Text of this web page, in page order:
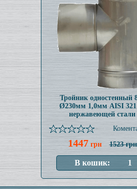
Тройник одностенный
Ø230мм 1,0мм AISI 321
нержавеющей стали
1447 грн 1523 грн